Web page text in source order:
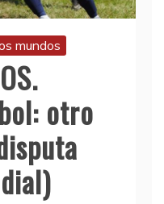
mundos
otro